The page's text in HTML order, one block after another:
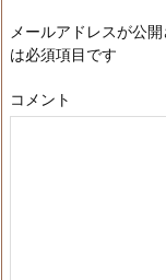
メールアドレスが公
は必須項目です
コメント